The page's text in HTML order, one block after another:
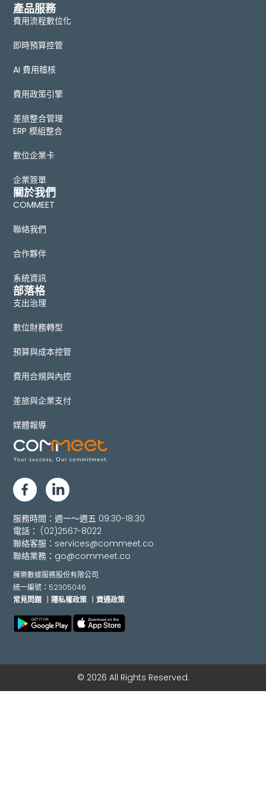
產品服務
費用流程數位化
即時預算控管
AI 費用稽核
費用政策引擎
差旅整合管理
ERP 模組整合
數位企業卡
企業簽單
關於我們
COMMEET
聯絡我們
合作夥伴
系統資訊
部落格
支出治理
數位財務轉型
預算與成本控管
費用合規與內控
差旅與企業支付
媒體報導
服務時間：週一～週五 09:30-18:30
電話： (02)2567-8022
聯絡客服： services@commeet.co
聯絡業務： go@commeet.co
擁樂數據服務股份有限公司
統一編號：52305046
常見問題
｜隱私權政策 ｜資通政策
© 2026 All Rights Reserved.